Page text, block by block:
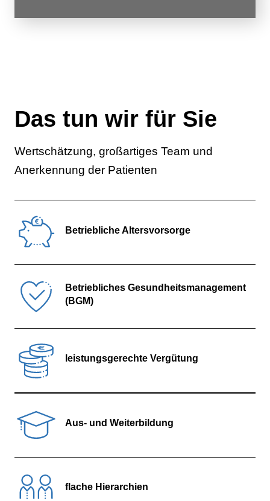
Das tun wir für Sie
Wertschätzung, großartiges Team und
Anerkennung der Patienten
Betriebliche Altersvorsorge
Betriebliches Gesundheitsmanagement
(BGM)
leistungsgerechte Vergütung
Aus- und Weiterbildung
flache Hierarchien